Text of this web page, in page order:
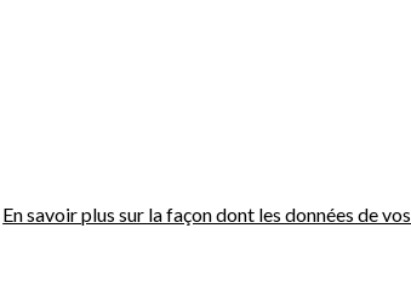
En savoir plus sur la façon dont les données de vos